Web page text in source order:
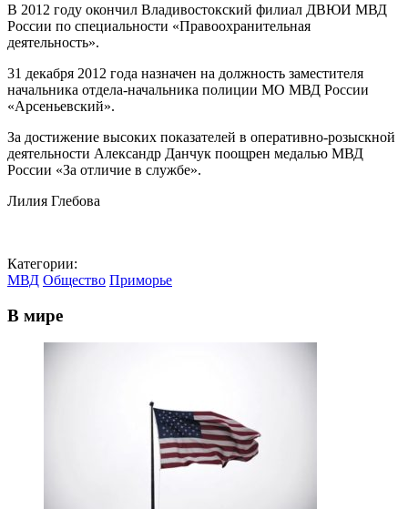
В 2012 году окончил Владивостокский филиал ДВЮИ МВД
России по специальности «Правоохранительная
деятельность».
31 декабря 2012 года назначен на должность заместителя
начальника отдела-начальника полиции МО МВД России
«Арсеньевский».
За достижение высоких показателей в оперативно-розыскной
деятельности Александр Данчук поощрен медалью МВД
России «За отличие в службе».
Лилия Глебова
Категории:
МВД Общество Приморье
В мире